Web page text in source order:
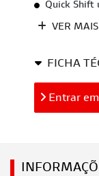
Quick Shift
VER MAIS
FICHA
Entrar